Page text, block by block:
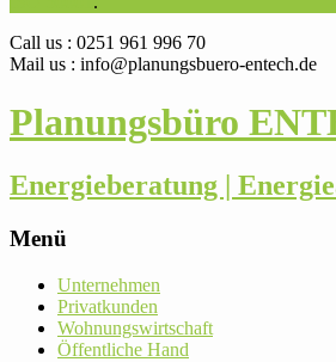
Call us : 0251 961 996 70
Mail us : info@planungsbuero-entech.de
Planungsbüro
Energieberatung |
Menü
Skip
content
Unter­nehmen
Pri­vat­kunden
Woh­nungs­wirt­schaft
Öffent­liche Hand